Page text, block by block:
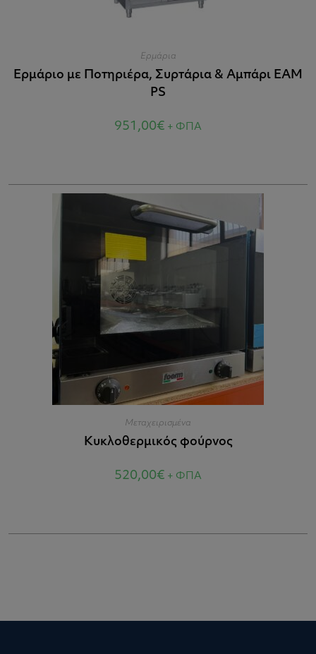
Ερμάρια
Ερμάριο με Ποτηριέρα, Συρτάρια & Αμπάρι EAM
PS
951,00€ + ΦΠΑ
Μεταχειρισμένα
Κυκλοθερμικός φούρνος
520,00€ + ΦΠΑ